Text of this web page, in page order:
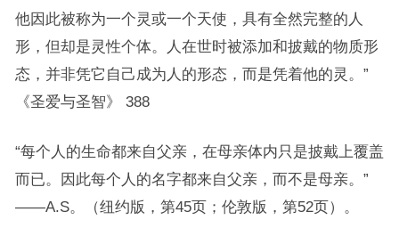
他因此被称为一个灵或一个天使，具有全然完整的人
形，但却是灵性个体。人在世时被添加和披戴的物质形
态，并非凭它自己成为人的形态，而是凭着他的灵。”
《圣爱与圣智》 388
“每个人的生命都来自父亲，在母亲体内只是披戴上覆盖
而已。因此每个人的名字都来自父亲，而不是母亲。”
——A.S。（纽约版，第45页；伦敦版，第52页）。